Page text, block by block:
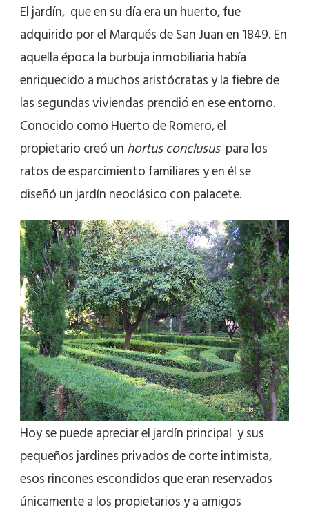
El jardín, que en su día era un huerto, fue
adquirido por el Marqués de San Juan en 1849. En
aquella época la burbuja inmobiliaria había
enriquecido a muchos aristócratas y la fiebre de
las segundas viviendas prendió en ese entorno.
Conocido como Huerto de Romero, el
propietario creó unhortus conclusus para los
ratos de esparcimiento familiares y en él se
diseñó un jardín neoclásico con palacete.
Hoy se puede apreciar el jardín principal y sus
pequeños jardines privados de corte intimista,
esos rincones escondidos que eran reservados
únicamente a los propietarios y a amigos